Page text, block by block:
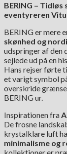
BERING –
eventyreren
BERING er mere
skønhed og
udspringer af den
sejlede ud på en
Hans rejser førte
et varigt symbol
overskride
BERING ur.
Inspirationen fra
De frosne
krystalklare luft
minimalisme og